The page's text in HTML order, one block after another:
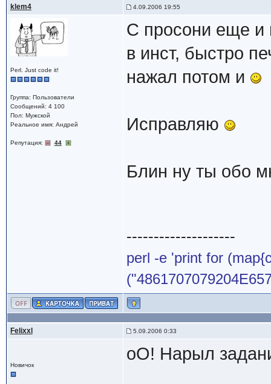
klem4 4.09.2006 19:55
Perl. Just code it!
Группа: Пользователи
Сообщений: 4 100
Пол: Мужской
Реальное имя: Андрей
Репутация: 44
С просони еще и
в инст, быстро
нажал потом и
Исправляю
Блин ну ты обо
--------------------
perl -e 'print for
Felixxl 5.09.2006 0:33
Новичок
оО! Нарыл